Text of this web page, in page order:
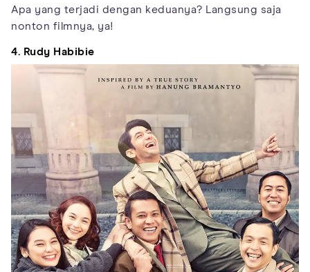
Apa yang terjadi dengan keduanya? Langsung saja
nonton filmnya, ya!
4. Rudy Habibie